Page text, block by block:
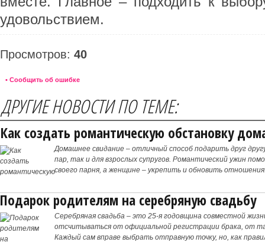
удовольствием.
Просмотров: 40
• Сообщить об ошибке
ДРУГИЕ НОВОСТИ ПО ТЕМЕ:
Как создать романтическую обстановку
Домашнее свидание – отличный способ подарить друг
пар, так и для взрослых супругов. Романтический ужин
своего парня, а женщине – укрепить и обновить
Подарок родителям на серебряную свадьбу
Серебряная свадьба – это 25-я годовщина совместной
отсчитываться от официальной регистрации брака, от
Каждый сам вправе выбрать отправную точку, но, как